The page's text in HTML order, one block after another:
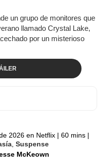
un grupo de monitores que
llamado Crystal Lake,
por un misterioso
2026 en Netflix | 60 mins |
,Suspense
McKeown